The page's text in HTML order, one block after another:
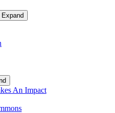
Expand
An Impact